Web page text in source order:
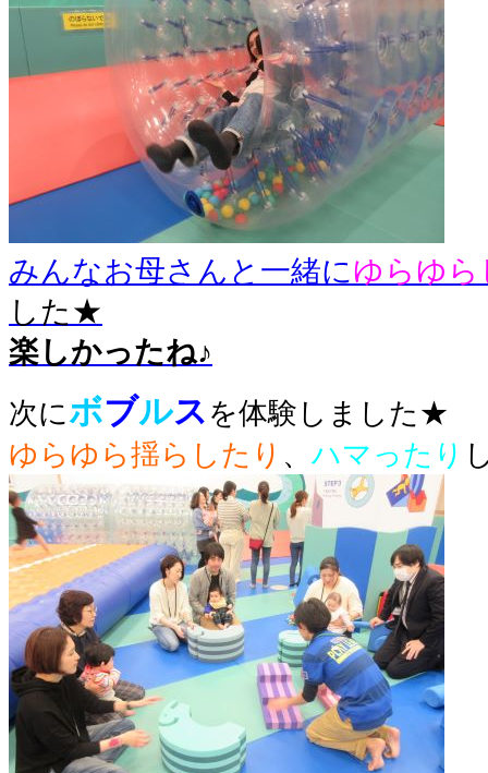
みんなお母さんと一緒にゆらゆら
した★
楽しかったね♪
次にボブルス を体験しました★
ゆらゆら揺らしたり 、 ハマったり